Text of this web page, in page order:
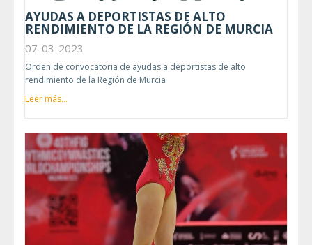
AYUDAS A DEPORTISTAS DE ALTO
RENDIMIENTO DE LA REGIÓN DE MURCIA
07-03-2023
Orden de convocatoria de ayudas a deportistas de alto
rendimiento de la Región de Murcia
Leer más...